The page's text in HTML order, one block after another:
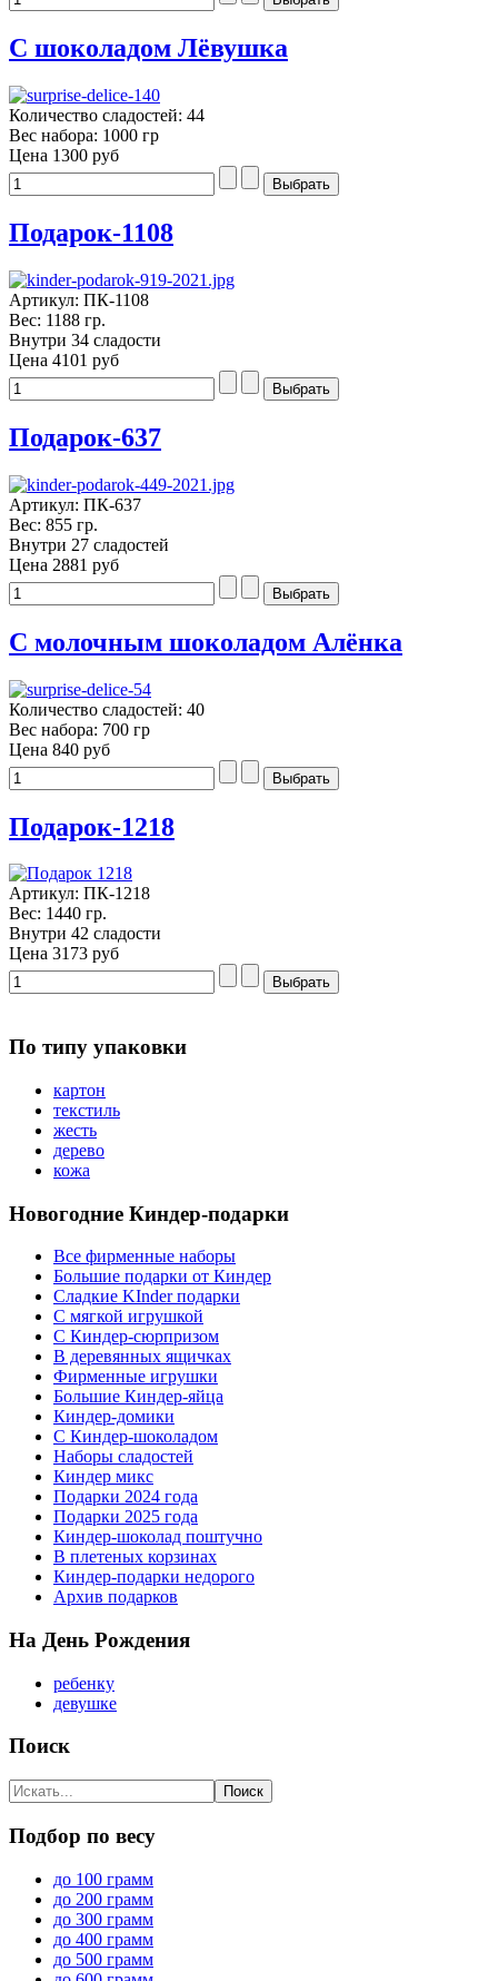
С шоколадом Лёвушка
Количество сладостей: 44
Вес набора: 1000 гр
Цена 1300 руб
Подарок-1108
Артикул: ПК-1108
Вес: 1188 гр.
Внутри 34 сладости
Цена 4101 руб
Подарок-637
Артикул: ПК-637
Вес: 855 гр.
Внутри 27 сладостей
Цена 2881 руб
С молочным шоколадом Алёнка
Количество сладостей: 40
Вес набора: 700 гр
Цена 840 руб
Подарок-1218
Артикул: ПК-1218
Вес: 1440 гр.
Внутри 42 сладости
Цена 3173 руб
По типу упаковки
картон
текстиль
жесть
дерево
кожа
Новогодние Киндер-подарки
Все фирменные наборы
Большие подарки от Киндер
Сладкие KInder подарки
С мягкой игрушкой
С Киндер-сюрпризом
В деревянных ящичках
Фирменные игрушки
Большие Киндер-яйца
Киндер-домики
С Киндер-шоколадом
Наборы сладостей
Киндер микс
Подарки 2024 года
Подарки 2025 года
Киндер-шоколад поштучно
В плетеных корзинах
Киндер-подарки недорого
Архив подарков
На День Рождения
ребенку
девушке
Поиск
Подбор по весу
до 100 грамм
до 200 грамм
до 300 грамм
до 400 грамм
до 500 грамм